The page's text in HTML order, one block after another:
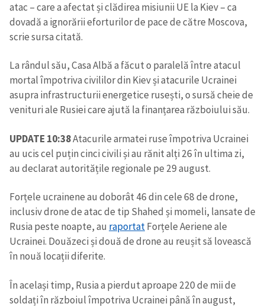
Trimite o informație
atac – care a afectat și clădirea misiunii UE la Kiev – ca
dovadă a ignorării eforturilor de pace de către Moscova,
scrie sursa citată.
La rândul său, Casa Albă a făcut o paralelă între atacul
mortal împotriva civililor din Kiev și atacurile Ucrainei
asupra infrastructurii energetice rusești, o sursă cheie de
venituri ale Rusiei care ajută la finanțarea războiului său.
UPDATE 10:38Atacurile armatei ruse împotriva Ucrainei
au ucis cel puțin cinci civili și au rănit alți 26 în ultima zi,
au declarat autoritățile regionale pe 29 august.
Forțele ucrainene au doborât 46 din cele 68 de drone,
inclusiv drone de atac de tip Shahed și momeli, lansate de
Rusia peste noapte, au raportatForțele Aeriene ale
Ucrainei. Douăzeci și două de drone au reușit să lovească
în nouă locații diferite.
În același timp, Rusia a pierdut aproape 220 de mii de
soldați în războiul împotriva Ucrainei până în august,